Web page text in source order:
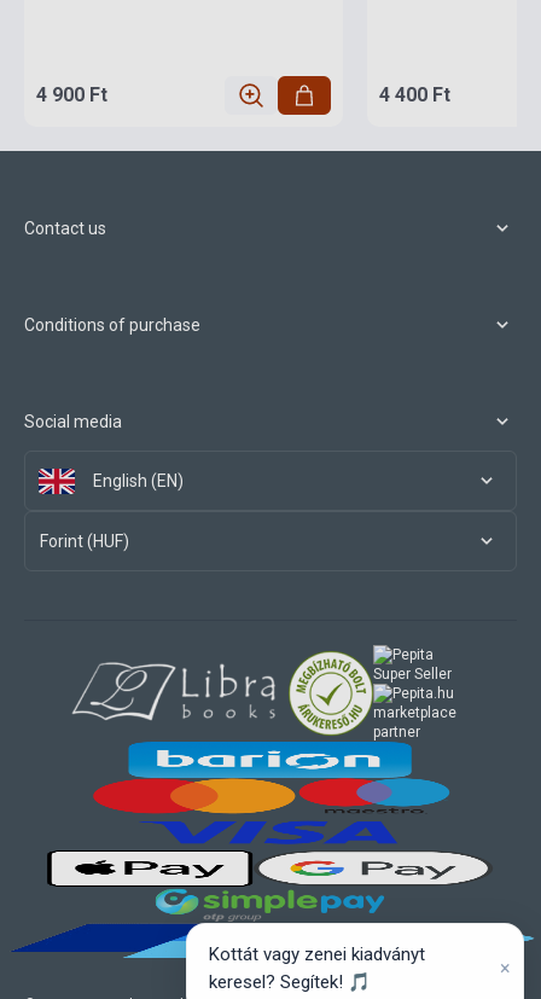
4 900 Ft 4 400 Ft
Contact us
Conditions of purchase
Social media
English (EN)
Forint (HUF)
marketplace
partner
Kottát vagy zenei kiadványt
keresel? Segítek! 🎵
×